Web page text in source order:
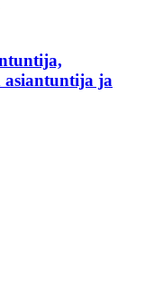
asiantuntija ja